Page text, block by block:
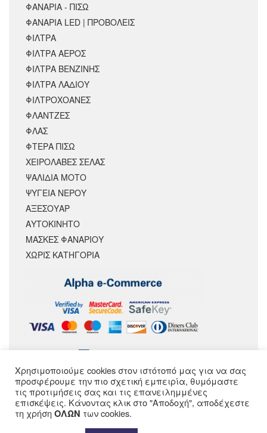
ΦΑΝΑΡΙΑ - ΠΙΣΩ
ΦΑΝΑΡΙΑ LED | ΠΡΟΒΟΛΕΙΣ
ΦΙΛΤΡΑ
ΦΙΛΤΡΑ ΑΕΡΟΣ
ΦΙΛΤΡΑ ΒΕΝΖΙΝΗΣ
ΦΙΛΤΡΑ ΛΑΔΙΟΥ
ΦΙΛΤΡΟΧΟΑΝΕΣ
ΦΛΑΝΤΖΕΣ
ΦΛΑΣ
ΦΤΕΡΑ ΠΙΣΩ
ΧΕΙΡΟΛΑΒΕΣ ΣΕΛΑΣ
ΨΑΛΙΔΙΑ ΜΟΤΟ
ΨΥΓΕΙΑ ΝΕΡΟΥ
ΑΞΕΣΟΥΆΡ
ΑΥΤΟΚΙΝΗΤΟ
ΜΑΣΚΕΣ ΦΑΝΑΡΙΟΥ
ΧΩΡΊΣ ΚΑΤΗΓΟΡΊΑ
ΑΚΟΛΟΥΘΗΣΕ ΜΑΣ
Χρησιμοποιούμε cookies στον ιστότοπό μας για να σας
προσφέρουμε την πιο σχετική εμπειρία, θυμόμαστε
τις προτιμήσεις σας και τις επανειλημμένες
επισκέψεις. Κάνοντας κλικ στο "Αποδοχή", αποδέχεστε
τη χρήσηΟΛΩΝ των cookies.